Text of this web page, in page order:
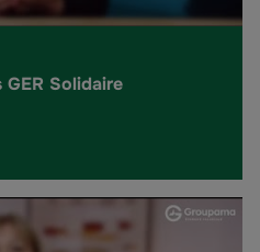
Solidaire